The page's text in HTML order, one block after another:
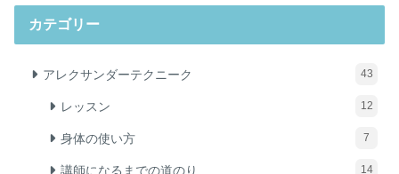
カテゴリー
アレクサンダーテクニーク 43
レッスン 12
身体の使い方 7
講師になるまでの道のり 14